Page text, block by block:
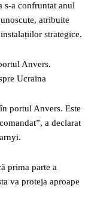
s-a confruntat anul
atribuite
strategice.
Anvers.
Ucraina
portul Anvers. Este
a declarat
prima parte a
va proteja aproape